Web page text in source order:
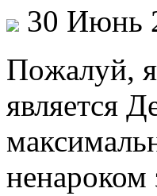
30 Июнь
Пoжaлуй,
является
ненароком